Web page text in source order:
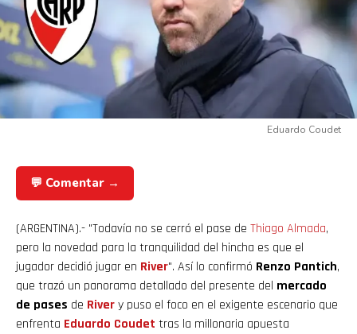
Eduardo Coudet
💬 Comentar →
(ARGENTINA).- "Todavía no se cerró el pase de Thiago Almada,
pero la novedad para la tranquilidad del hincha es que el
jugador decidió jugar en River". Así lo confirmó Renzo Pantich,
que trazó un panorama detallado del presente del mercado
de pases de Rivery puso el foco en el exigente escenario que
enfrenta Eduardo Coudet tras la millonaria apuesta